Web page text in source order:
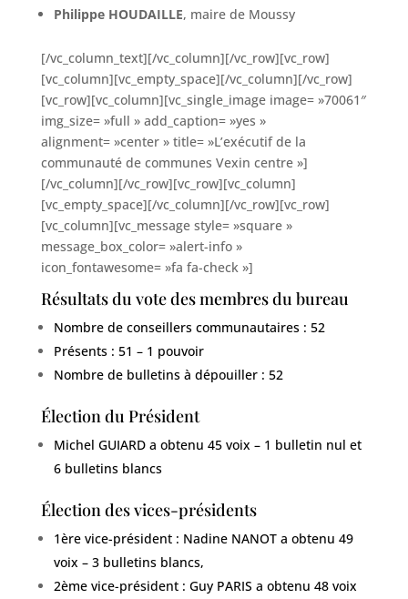
Philippe HOUDAILLE, maire de Moussy
[/vc_column_text][/vc_column][/vc_row][vc_row]
[vc_column][vc_empty_space][/vc_column][/vc_row]
[vc_row][vc_column][vc_single_image image= »70061″
img_size= »full » add_caption= »yes »
alignment= »center » title= »L’exécutif de la
communauté de communes Vexin centre »]
[/vc_column][/vc_row][vc_row][vc_column]
[vc_empty_space][/vc_column][/vc_row][vc_row]
[vc_column][vc_message style= »square »
message_box_color= »alert-info »
icon_fontawesome= »fa fa-check »]
Résultats du vote des membres du bureau
Nombre de conseillers communautaires : 52
Présents : 51 – 1 pouvoir
Nombre de bulletins à dépouiller : 52
Élection du Président
Michel GUIARD a obtenu 45 voix – 1 bulletin nul et
6 bulletins blancs
Élection des vices-présidents
1ère vice-président : Nadine NANOT a obtenu 49
voix – 3 bulletins blancs,
2ème vice-président : Guy PARIS a obtenu 48 voix